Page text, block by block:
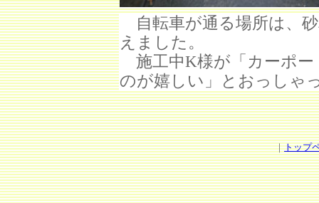
自転車が通る場所は、
えました。
施工中K様が「カーポー
のが嬉しい」とおっしゃ
｜トップ